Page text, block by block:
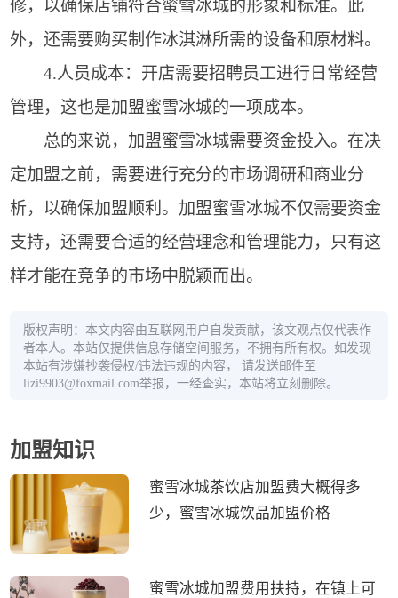
修，以确保店铺符合蜜雪冰城的形象和标准。此
外，还需要购买制作冰淇淋所需的设备和原材料。
4.人员成本：开店需要招聘员工进行日常经营
管理，这也是加盟蜜雪冰城的一项成本。
总的来说，加盟蜜雪冰城需要资金投入。在决
定加盟之前，需要进行充分的市场调研和商业分
析，以确保加盟顺利。加盟蜜雪冰城不仅需要资金
支持，还需要合适的经营理念和管理能力，只有这
样才能在竞争的市场中脱颖而出。
版权声明：本文内容由互联网用户自发贡献，该文观点仅代表作
者本人。本站仅提供信息存储空间服务，不拥有所有权。如发现
本站有涉嫌抄袭侵权/违法违规的内容， 请发送邮件至
lizi9903@foxmail.com举报，一经查实，本站将立刻删除。
加盟知识
蜜雪冰城茶饮店加盟费大概得多
少，蜜雪冰城饮品加盟价格
蜜雪冰城加盟费用扶持，在镇上可